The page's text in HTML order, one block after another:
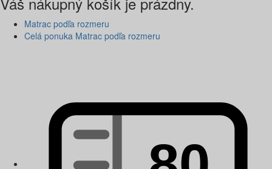
Matrac podľa rozmeru
Celá ponuka Matrac podľa rozmeru